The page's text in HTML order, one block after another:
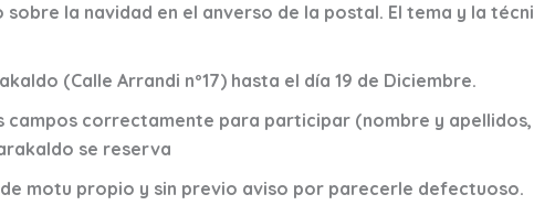
la navidad en el anverso de la postal. El tema y la
(Calle Arrandi nº17) hasta el día 19 de Diciembre.
campos correctamente para participar (nombre y apellidos,
se reserva
motu propio y sin previo aviso por parecerle defectuoso.